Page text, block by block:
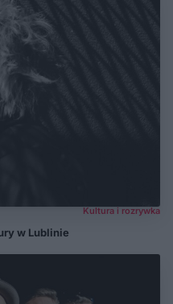
Kultura i rozrywka
w Lublinie